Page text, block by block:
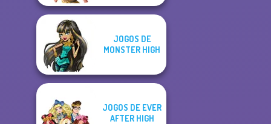
JOGOS DE
MONSTER HIGH
JOGOS DE EVER
AFTER HIGH